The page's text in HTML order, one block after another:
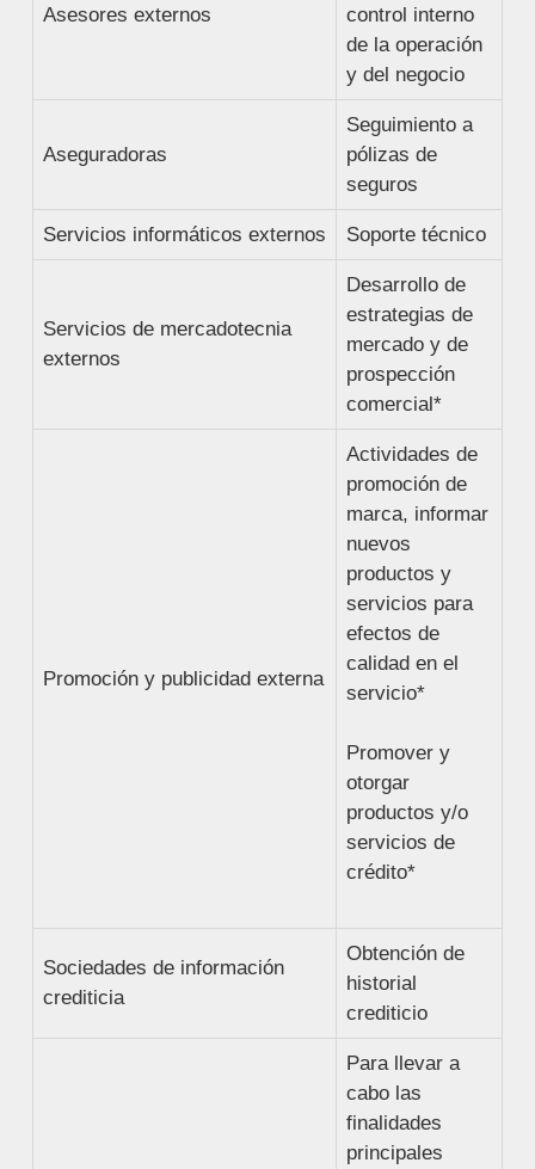
Asesores externos
control interno
de la operación
y del negocio
Aseguradoras
Seguimiento a
pólizas de
seguros
Servicios informáticos externos Soporte técnico
Servicios de mercadotecnia
externos
Desarrollo de
estrategias de
mercado y de
prospección
comercial*
Promoción y publicidad externa
Actividades de
promoción de
marca, informar
nuevos
productos y
servicios para
efectos de
calidad en el
servicio*
Promover y
otorgar
productos y/o
servicios de
crédito*
Sociedades de información
crediticia
Obtención de
historial
crediticio
Para llevar a
cabo las
finalidades
principales